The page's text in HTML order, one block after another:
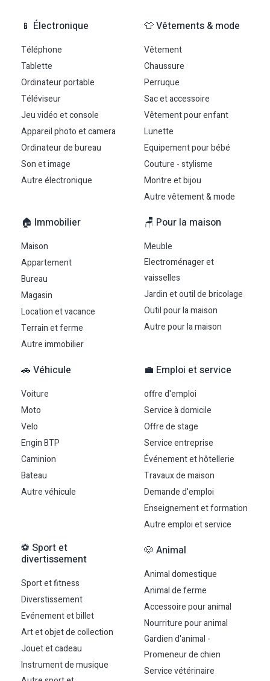
📱 Électronique
Téléphone
Tablette
Ordinateur portable
Téléviseur
Jeu vidéo et console
Appareil photo et camera
Ordinateur de bureau
Son et image
Autre électronique
👕 Vêtements & mode
Vêtement
Chaussure
Perruque
Sac et accessoire
Vêtement pour enfant
Lunette
Equipement pour bébé
Couture - stylisme
Montre et bijou
Autre vêtement & mode
🏠 Immobilier
Maison
Appartement
Bureau
Magasin
Location et vacance
Terrain et ferme
Autre immobilier
🪑 Pour la maison
Meuble
Electroménager et
vaisselles
Jardin et outil de bricolage
Outil pour la maison
Autre pour la maison
🚗 Véhicule
Voiture
Moto
Velo
Engin BTP
Caminion
Bateau
Autre véhicule
💼 Emploi et service
offre d'emploi
Service à domicile
Offre de stage
Service entreprise
Événement et hôtellerie
Travaux de maison
Demande d'emploi
Enseignement et formation
Autre emploi et service
⚽ Sport et
divertissement
Sport et fitness
Diverstissement
Evénement et billet
Art et objet de collection
Jouet et cadeau
Instrument de musique
🐶 Animal
Animal domestique
Animal de ferme
Accessoire pour animal
Nourriture pour animal
Gardien d'animal -
Promeneur de chien
Service vétérinaire